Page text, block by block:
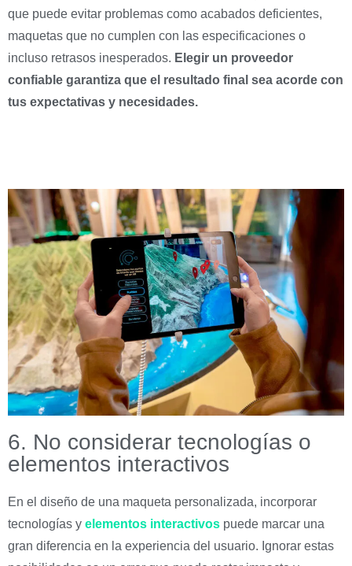
que puede evitar problemas como acabados deficientes,
maquetas que no cumplen con las especificaciones o
incluso retrasos inesperados. Elegir un proveedor
confiable garantiza que el resultado final sea acorde con
tus expectativas y necesidades.
6. No considerar tecnologías o
elementos interactivos
En el diseño de una maqueta personalizada, incorporar
tecnologías y elementos interactivos puede marcar una
gran diferencia en la experiencia del usuario. Ignorar estas